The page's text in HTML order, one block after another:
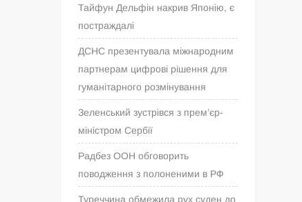
Тайфун Дельфін накрив Японію, є
постраждалі
ДСНС презентувала міжнародним
партнерам цифрові рішення для
гуманітарного розмінування
Зеленський зустрівся з прем’єр-
міністром Сербії
Радбез ООН обговорить
поводження з полоненими в РФ
Туреччина обмежила рух суден до